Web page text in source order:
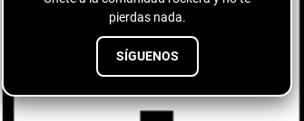
pierdas nada.
SÍGUENOS